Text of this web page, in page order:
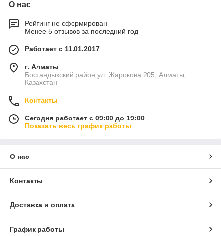
О нас
Рейтинг не сформирован
Менее 5 отзывов за последний год
Работает с 11.01.2017
г. Алматы
Бостандыкский район ул. Жарокова 205, Алматы,
Казахстан
Контакты
Сегодня работает с 09:00 до 19:00
Показать весь график работы
О нас
Контакты
Доставка и оплата
График работы